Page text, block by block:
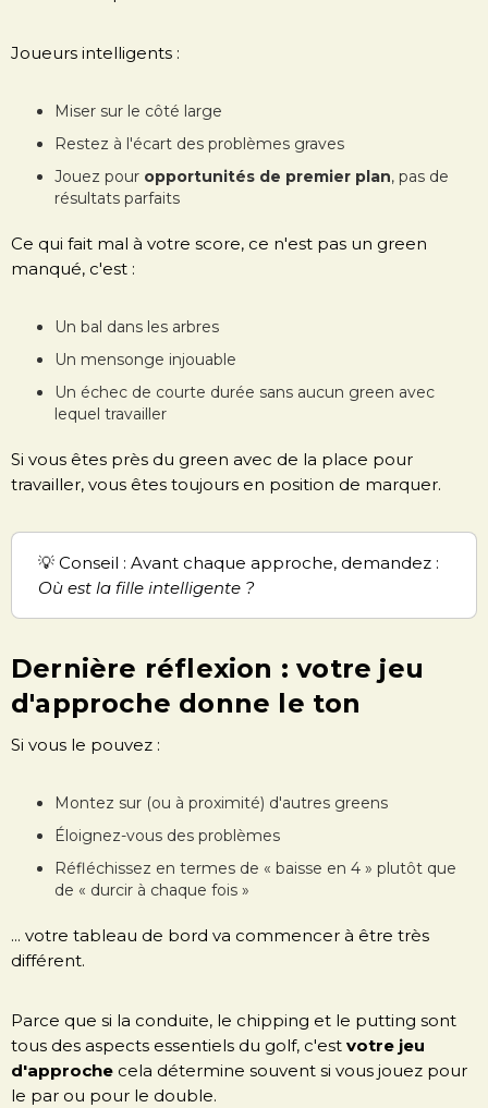
Joueurs intelligents :
Miser sur le côté large
Restez à l'écart des problèmes graves
Jouez pour opportunités de premier plan, pas de
résultats parfaits
Ce qui fait mal à votre score, ce n'est pas un green
manqué, c'est :
Un bal dans les arbres
Un mensonge injouable
Un échec de courte durée sans aucun green avec
lequel travailler
Si vous êtes près du green avec de la place pour
travailler, vous êtes toujours en position de marquer.
💡 Conseil : Avant chaque approche, demandez :
Où est la fille intelligente ?
Dernière réflexion : votre jeu
d'approche donne le ton
Si vous le pouvez :
Montez sur (ou à proximité) d'autres greens
Éloignez-vous des problèmes
Réfléchissez en termes de « baisse en 4 » plutôt que
de « durcir à chaque fois »
... votre tableau de bord va commencer à être très
différent.
Parce que si la conduite, le chipping et le putting sont
tous des aspects essentiels du golf, c'est votre jeu
d'approche cela détermine souvent si vous jouez pour
le par ou pour le double.